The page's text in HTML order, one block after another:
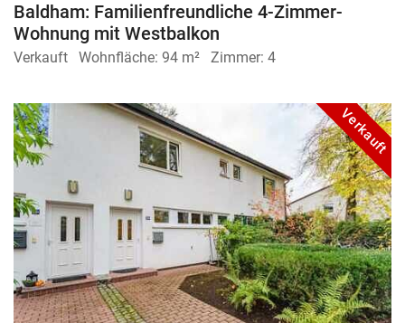
Baldham: Familienfreundliche 4-Zimmer-
Wohnung mit Westbalkon
Verkauft Wohnfläche: 94 m² Zimmer: 4
Verkauft